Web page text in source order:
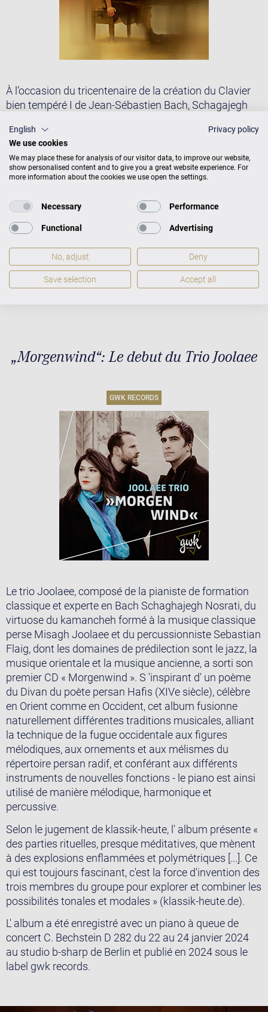
À l’occasion du tricentenaire de la création du Clavier
bien tempéré I de Jean-Sébastien Bach, Schagajegh
d’enregistrer l’intégralité de cette œuvre monumentale.
L’intention de l’artiste n’était pas de revisiter la
composition ni de l’interpréter selon son propre goût,
mais bien plutôt de laisser la musique parler d’elle-
voix sont finement travaillées, chaque prélude et
chaque fugue devenant ainsi un chef-d’œuvre sous ses
doigts.
Ce CD a été enregistré en avril 2021 à la salle Pierre-
Boulez de Berlin sur un piano à queue de concert
C. Bechstein D282.
„Morgenwind“: Le debut du Trio Joolaee
GWK RECORDS
Le trio Joolaee, composé de la pianiste de formation
classique et experte en Bach Schaghajegh Nosrati, du
virtuose du kamancheh formé à la musique classique
perse Misagh Joolaee et du percussionniste Sebastian
Flaig, dont les domaines de prédilection sont le jazz, la
musique orientale et la musique ancienne, a sorti son
premier CD « Morgenwind ». S 'inspirant d' un poème
du Divan du poète persan Hafis (XIVe siècle), célèbre
en Orient comme en Occident, cet album fusionne
naturellement différentes traditions musicales, alliant
la technique de la fugue occidentale aux figures
mélodiques, aux ornements et aux mélismes du
répertoire persan radif, et conférant aux différents
instruments de nouvelles fonctions - le piano est ainsi
utilisé de manière mélodique, harmonique et
percussive.
Selon le jugement de klassik-heute, l' album présente «
des parties rituelles, presque méditatives, que mènent
à des explosions enflammées et polymétriques [...]. Ce
qui est toujours fascinant, c'est la force d'invention des
trois membres du groupe pour explorer et combiner les
possibilités tonales et modales » (klassik-heute.de).
L' album a été enregistré avec un piano à queue de
concert C. Bechstein D 282 du 22 au 24 janvier 2024
au studio b-sharp de Berlin et publié en 2024 sous le
label gwk records.
English
Privacy policy
We use cookies
We may place these for analysis of our visitor data, to improve our website,
show personalised content and to give you a great website experience. For
more information about the cookies we use open the settings.
Necessary Performance
Functional Advertising
No, adjust Deny
Save selection Accept all